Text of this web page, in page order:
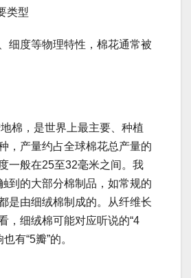
类型
细度等物理特性，棉花通常被
棉，是世界上最主要、种植
，产量约占全球棉花总产量的
一般在25至32毫米之间。我
到的大部分棉制品，如常规的
是由细绒棉制成的。从纤维长
，细绒棉可能对应听说的“4
有“5瓣”的。